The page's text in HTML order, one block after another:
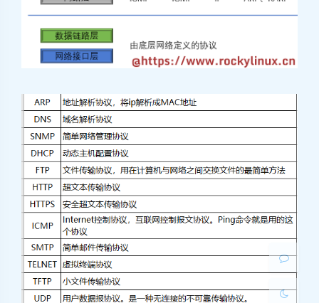
夜间模式
Sans Serif
Serif
浅阴影
深阴影
关闭 日落 暗化 灰度